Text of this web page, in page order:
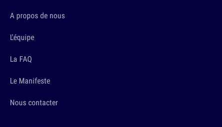
A propos de nous
L'équipe
La FAQ
Le Manifeste
Nous contacter